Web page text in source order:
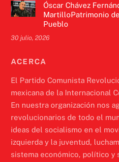
Óscar Chávez
MartilloPatrimonio
Pueblo
30 julio, 2026
ACERCA
El Partido Comunista
mexicana de la Internacional
En nuestra organización nos
revolucionarios de todo el
ideas del socialismo en el
izquierda y la juventud,
sistema económico, político y